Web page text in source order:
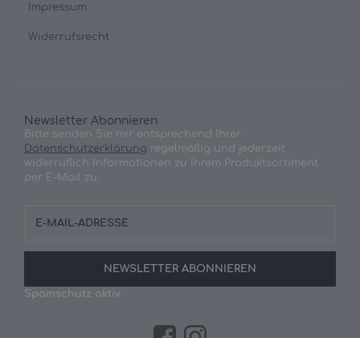
Impressum
Widerrufsrecht
Newsletter Abonnieren
Bitte senden Sie mir entsprechend Ihrer
Datenschutzerklärung regelmäßig und jederzeit
widerruflich Informationen zu Ihrem Produktsortiment
per E-Mail zu.
Mail-
NEWSLETTER ABONNIEREN
Spamschutz aktiv